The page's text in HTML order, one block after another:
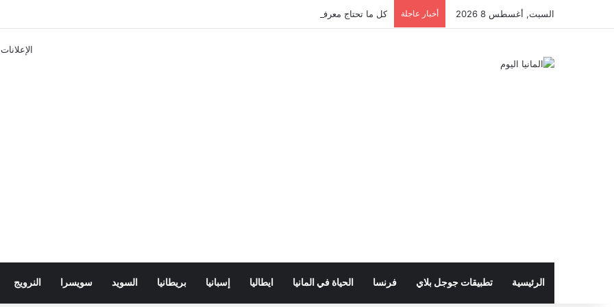
السبت, أغسطس 8 2026 أخبار عاجلة كل ما تحتاج معرفته عن تذاكر ووسائل النقل في باريس 2025
الإعلانات
الرئيسية تطبيقات جوجل بلاي فرنسا الحياة في المانيا ايطاليا إسبانيا بريطانيا السويد سويسرا النرويج